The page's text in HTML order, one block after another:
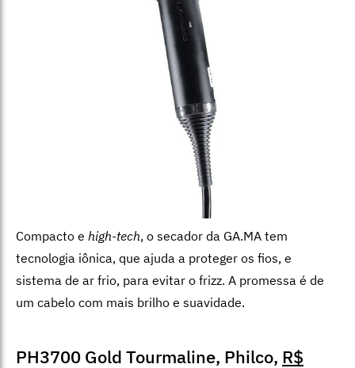
Compacto e high-tech, o secador da GA.MA tem
tecnologia iônica, que ajuda a proteger os fios, e
sistema de ar frio, para evitar o frizz. A promessa é de
um cabelo com mais brilho e suavidade.
PH3700 Gold Tourmaline, Philco, R$